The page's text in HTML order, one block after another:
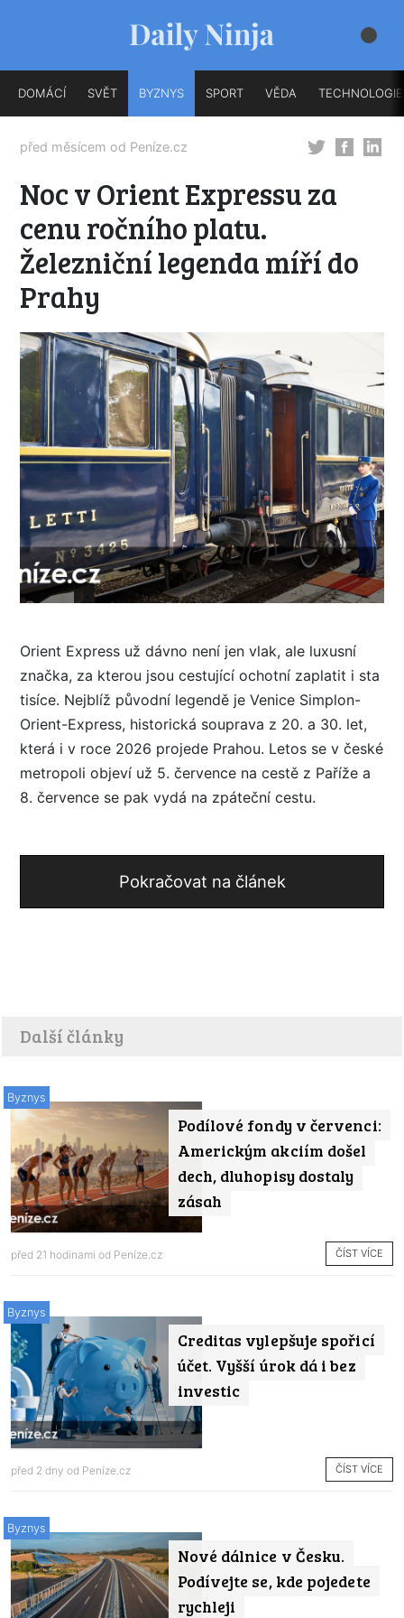
DOMÁCÍ SVĚT BYZNYS SPORT VĚDA TECHNOLOGIE
před měsícem od Peníze.cz
Noc v Orient Expressu za
cenu ročního platu.
Železniční legenda míří do
Prahy
Orient Express už dávno není jen vlak, ale luxusní
značka, za kterou jsou cestující ochotní zaplatit i sta
tisíce. Nejblíž původní legendě je Venice Simplon-
Orient-Express, historická souprava z 20. a 30. let,
která i v roce 2026 projede Prahou. Letos se v české
metropoli objeví už 5. července na cestě z Paříže a
8. července se pak vydá na zpáteční cestu.
Pokračovat na článek
Další články
Podílové fondy v červenci:
Americkým akciím došel
dech, dluhopisy dostaly
zásah
Byznys
před 21 hodinami od Peníze.cz ČÍST VÍCE
Creditas vylepšuje spořicí
účet. Vyšší úrok dá i bez
investic
Byznys
před 2 dny od Peníze.cz ČÍST VÍCE
Nové dálnice v Česku.
Podívejte se, kde pojedete
rychleji
Byznys